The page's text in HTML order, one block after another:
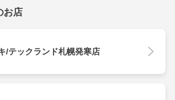
お店
/テックランド札幌発寒店